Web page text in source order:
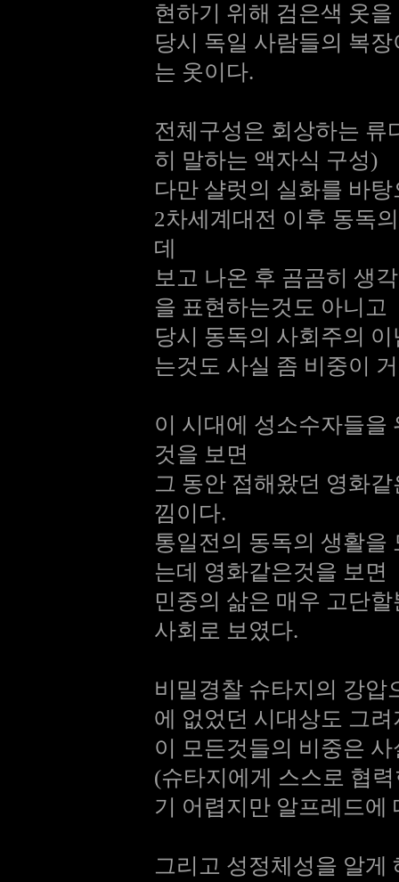
현하기 위해 검은색 옷
당시 독일 사람들의 복
는 옷이다.
전체구성은 회상하는 류
히 말하는 액자식 구성)
다만 샬럿의 실화를 바
2차세계대전 이후 동독
데
보고 나온 후 곰곰히 생
을 표현하는것도 아니고
당시 동독의 사회주의
는것도 사실 좀 비중이
이 시대에 성소수자들을
것을 보면
그 동안 접해왔던 영화
낌이다.
통일전의 동독의 생활을
는데 영화같은것을 보면
민중의 삶은 매우 고단
사회로 보였다.
비밀경찰 슈타지의 강압
에 없었던 시대상도 그려
이 모든것들의 비중은
(슈타지에게 스스로 협
기 어렵지만 알프레드에
그리고 성정체성을 알게